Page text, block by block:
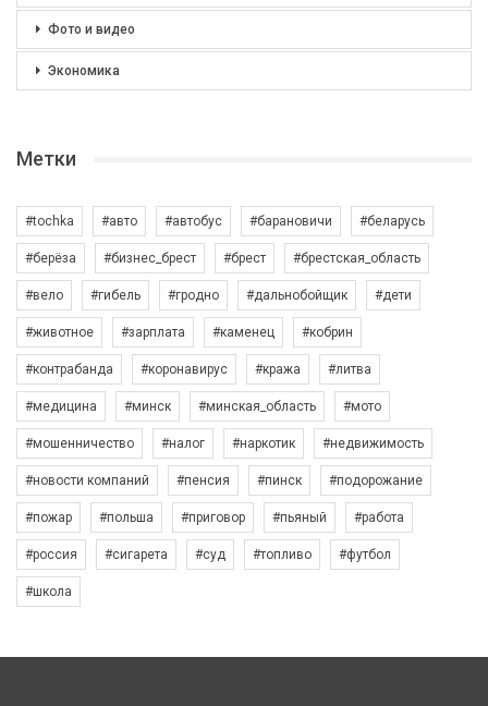
Фото и видео
Экономика
Метки
#tochka #авто #автобус #барановичи #беларусь
#берёза #бизнес_брест #брест #брестская_область
#вело #гибель #гродно #дальнобойщик #дети
#животное #зарплата #каменец #кобрин
#контрабанда #коронавирус #кража #литва
#медицина #минск #минская_область #мото
#мошенничество #налог #наркотик #недвижимость
#новости компаний #пенсия #пинск #подорожание
#пожар #польша #приговор #пьяный #работа
#россия #сигарета #суд #топливо #футбол
#школа